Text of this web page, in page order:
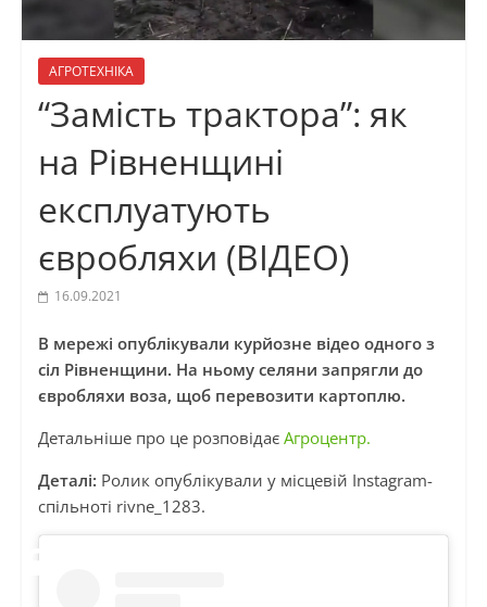
АГРОТЕХНІКА
“Замість трактора”: як
на Рівненщині
експлуатують
євробляхи (ВІДЕО)
16.09.2021
В мережі опублікували курйозне відео одного з
сіл Рівненщини. На ньому селяни запрягли до
євробляхи воза, щоб перевозити картоплю.
Детальніше про це розповідає Агроцентр.
Деталі: Ролик опублікували у місцевій Instagram-
спільноті rivne_1283.